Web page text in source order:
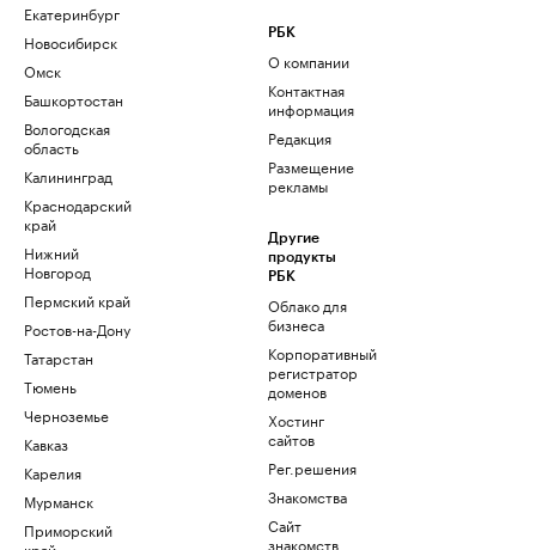
Екатеринбург
Новосибирск
Омск
Башкортостан
Вологодская
область
Калининград
Краснодарский
край
Нижний
Новгород
Пермский край
Ростов-на-Дону
Татарстан
Тюмень
Черноземье
Кавказ
Карелия
Мурманск
Приморский
РБК
О компании
Контактная
информация
Редакция
Размещение
рекламы
Другие
продукты
РБК
Облако для
бизнеса
Корпоративный
регистратор
доменов
Хостинг
сайтов
Рег.решения
Знакомства
Сайт
знакомств